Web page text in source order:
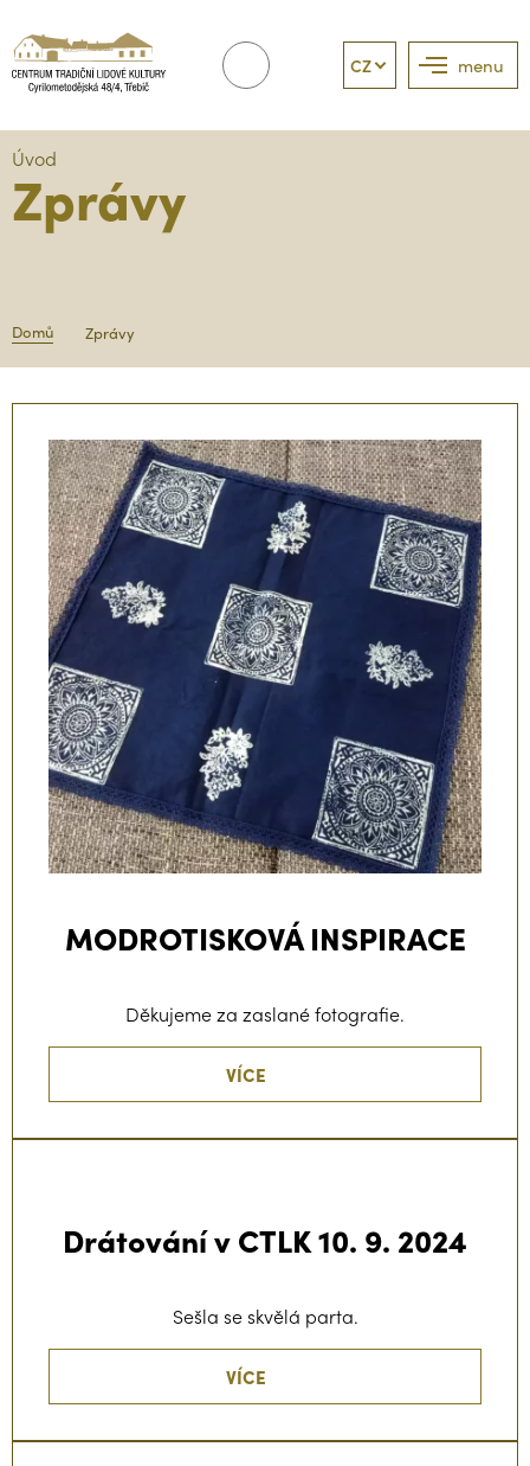
menu
CZ
Úvod
Zprávy
Domů Zprávy
MODROTISKOVÁ INSPIRACE
Děkujeme za zaslané fotografie.
VÍCE
Drátování v CTLK 10. 9. 2024
Sešla se skvělá parta.
VÍCE